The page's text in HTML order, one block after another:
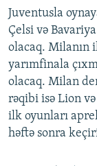
Juventusla
Çelsi və
olacaq. Milanın
yarımfinala
olacaq. Milan
rəqibi isə Lion
ilk oyunları
həftə sonra